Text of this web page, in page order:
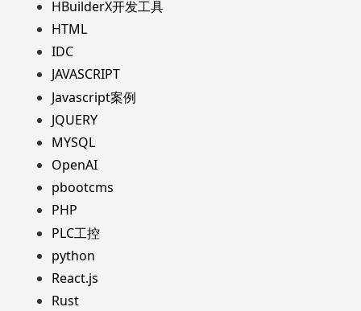
HBuilderX开发工具
HTML
IDC
JAVASCRIPT
Javascript案例
JQUERY
MYSQL
OpenAI
pbootcms
PHP
PLC工控
python
React.js
Rust